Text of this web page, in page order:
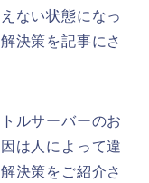
ない状態になっ
決策を記事にさ
ルサーバーのお
は人によって違
決策をご紹介さ